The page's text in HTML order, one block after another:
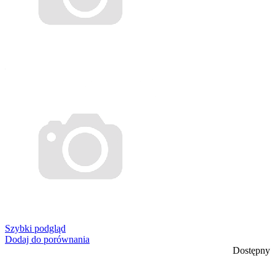
Szybki podgląd
Dodaj do porównania
Dostępny